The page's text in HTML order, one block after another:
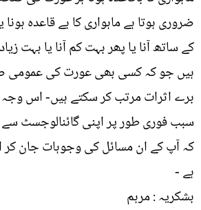
ضروری ہوتا ہے ماہواری کا بے قاعدہ ہونا
کے ساتھ آنا یا پھر بہت کم آنا یا بہت
ہیں جو کہ کسی بھی عورت کی
برے اثرات مرتب کر سکتے ہیں- اس
سبب فوری طور پر اپنی گائنالوجسٹ
کہ آپ کے ان مسائل کی وجوہات جان
ہے -
بشکریہ : مرہم